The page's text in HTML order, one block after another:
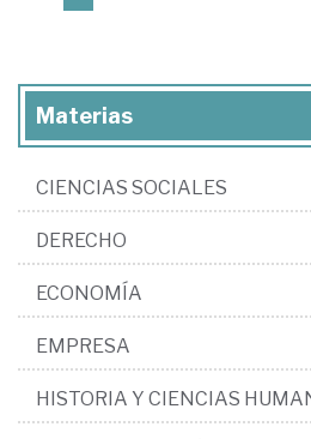
Materias
CIENCIAS SOCIALES
DERECHO
ECONOMÍA
EMPRESA
HISTORIA Y CIENCIAS